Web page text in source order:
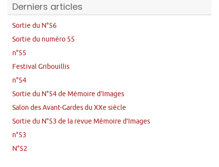
Derniers articles
Sortie du N°56
Sortie du numéro 55
n°55
Festival Gribouillis
n°54
Sortie du N°54 de Mémoire d’Images
Salon des Avant-Gardes du XXe siècle
Sortie du N°53 de la revue Mémoire d’Images
n°53
N°52